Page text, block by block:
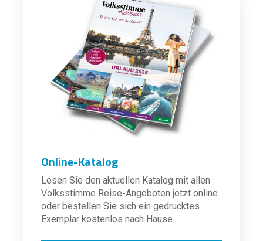
Online-Katalog
Lesen Sie den aktuellen Katalog mit allen
Volksstimme Reise-Angeboten jetzt online
oder bestellen Sie sich ein gedrucktes
Exemplar kostenlos nach Hause.